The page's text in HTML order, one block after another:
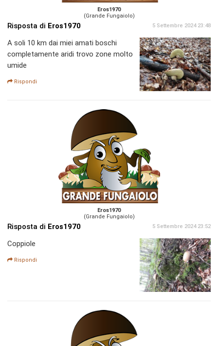
Eros1970
(Grande Fungaiolo)
Risposta di Eros1970 5 Settembre 2024 23:48
A soli 10 km dai miei amati boschi
completamente aridi trovo zone molto
umide
Rispondi
Eros1970
(Grande Fungaiolo)
Risposta di Eros1970 5 Settembre 2024 23:52
Coppiole
Rispondi